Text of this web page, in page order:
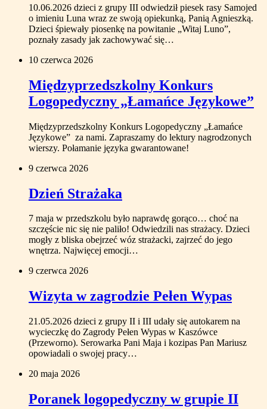
10.06.2026 dzieci z grupy III odwiedził piesek rasy Samojed
o imieniu Luna wraz ze swoją opiekunką, Panią Agnieszką.
Dzieci śpiewały piosenkę na powitanie „Witaj Luno”,
poznały zasady jak zachowywać się…
10 czerwca 2026
Międzyprzedszkolny Konkurs
Logopedyczny „Łamańce Językowe”
Międzyprzedszkolny Konkurs Logopedyczny „Łamańce
Językowe” za nami. Zapraszamy do lektury nagrodzonych
wierszy. Połamanie języka gwarantowane!
9 czerwca 2026
Dzień Strażaka
7 maja w przedszkolu było naprawdę gorąco… choć na
szczęście nic się nie paliło! Odwiedzili nas strażacy. Dzieci
mogły z bliska obejrzeć wóz strażacki, zajrzeć do jego
wnętrza. Najwięcej emocji…
9 czerwca 2026
Wizyta w zagrodzie Pełen Wypas
21.05.2026 dzieci z grupy II i III udały się autokarem na
wycieczkę do Zagrody Pełen Wypas w Kaszówce
(Przeworno). Serowarka Pani Maja i kozipas Pan Mariusz
opowiadali o swojej pracy…
20 maja 2026
Poranek logopedyczny w grupie II